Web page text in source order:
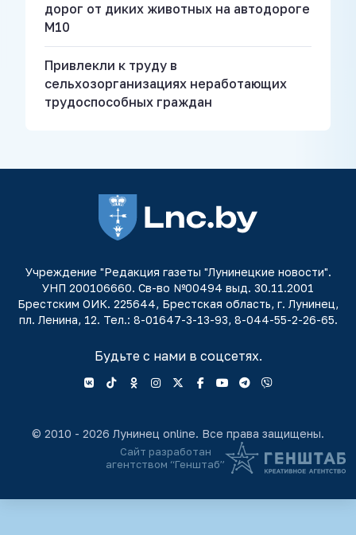
дорог от диких животных на автодороге
М10
Привлекли к труду в
сельхозорганизациях неработающих
трудоспособных граждан
Учреждение "Редакция газеты "Лунинецкие новости".
УНП 200106660. Св-во №00494 выд. 30.11.2001
Брестским ОИК. 225644, Брестская область, г. Лунинец,
пл. Ленина, 12. Тел.: 8-01647-3-13-93, 8-044-55-2-26-65.
Будьте с нами в соцсетях.
© 2010 - 2026 Лунинец online. Все права защищены.
Сайт разработан
агентством “Генштаб”